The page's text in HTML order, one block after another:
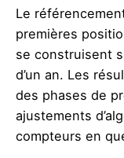
Le
premières
se construisent
d’un an. Les
des phases de
ajustements
compteurs en